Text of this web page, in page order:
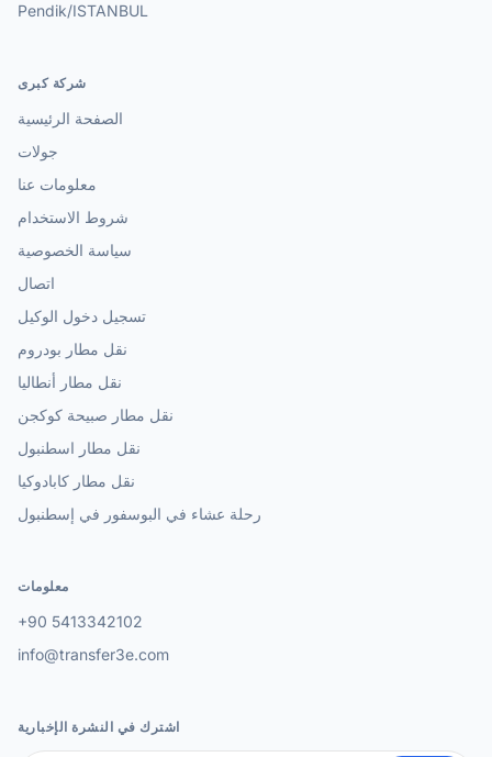
Pendik/ISTANBUL
شركة كبرى
الصفحة الرئيسية
جولات
معلومات عنا
شروط الاستخدام
سياسة الخصوصية
اتصال
تسجيل دخول الوكيل
نقل مطار بودروم
نقل مطار أنطاليا
نقل مطار صبيحة كوكجن
نقل مطار اسطنبول
نقل مطار كابادوكيا
رحلة عشاء في البوسفور في إسطنبول
معلومات
+90 5413342102
info@transfer3e.com
اشترك في النشرة الإخبارية